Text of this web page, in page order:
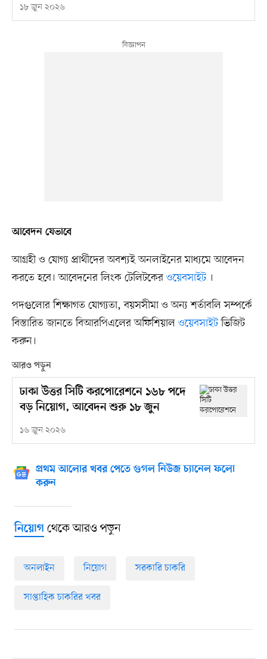
১৮ জুন ২০২৬
আবেদন যেভাবে
আগ্রহী ও যোগ্য প্রার্থীদের অবশ্যই অনলাইনের মাধ্যমে আবেদন
করতে হবে। আবেদনের লিংক টেলিটকের ওয়েবসাইট।
পদগুলোর শিক্ষাগত যোগ্যতা, বয়সসীমা ও অন্য শর্তাবলি সম্পর্কে
বিস্তারিত জানতে বিআরপিএলের অফিশিয়াল ওয়েবসাইটভিজিট
করুন।
আরও পড়ুন
ঢাকা উত্তর সিটি করপোরেশনে ১৬৮ পদে
বড় নিয়োগ, আবেদন শুরু ১৮ জুন
১৬ জুন ২০২৬
প্রথম আলোর খবর পেতে গুগল নিউজ চ্যানেল ফলো
করুন
নিয়োগথেকে আরও পড়ুন
অনলাইন নিয়োগ সরকারি চাকরি
সাপ্তাহিক চাকরির খবর